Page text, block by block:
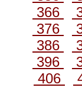
366
376
386
396
406